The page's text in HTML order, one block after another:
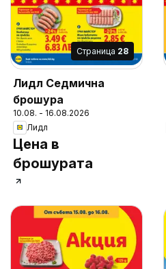
Cтраница 28
Лидл Седмична
брошура
10.08. - 16.08.2026
Лидл
Цена в
брошурата